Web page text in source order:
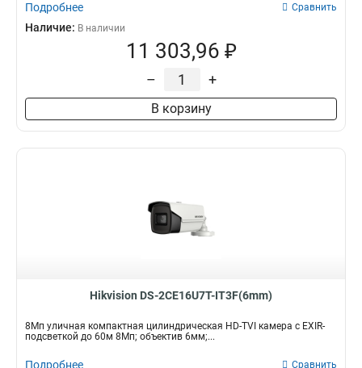
Подробнее Сравнить
Наличие: В наличии
11 303,96 ₽
– +
В корзину
Hikvision DS-2CE16U7T-IT3F(6mm)
8Мп уличная компактная цилиндрическая HD-TVI камера с EXIR-
подсветкой до 60м 8Мп; объектив 6мм;...
Подробнее Сравнить